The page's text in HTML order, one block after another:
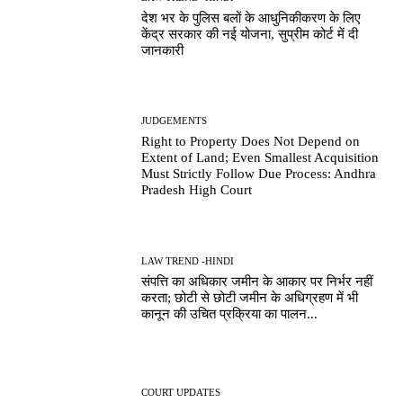
देश भर के पुलिस बलों के आधुनिकीकरण के लिए
केंद्र सरकार की नई योजना, सुप्रीम कोर्ट में दी
जानकारी
JUDGEMENTS
Right to Property Does Not Depend on
Extent of Land; Even Smallest Acquisition
Must Strictly Follow Due Process: Andhra
Pradesh High Court
LAW TREND -HINDI
संपत्ति का अधिकार जमीन के आकार पर निर्भर नहीं
करता; छोटी से छोटी जमीन के अधिग्रहण में भी
कानून की उचित प्रक्रिया का पालन...
COURT UPDATES